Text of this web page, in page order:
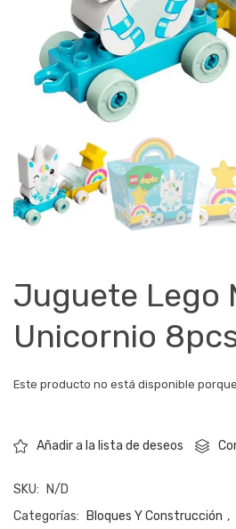
Juguete Lego
Unicornio
Este producto no está disponible
Añadir a la lista de deseos
SKU:
N/D
Categorías:
Bloques Y Construcción ,